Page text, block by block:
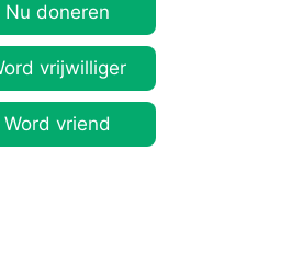
Nu doneren
vrijwilliger
Word vriend